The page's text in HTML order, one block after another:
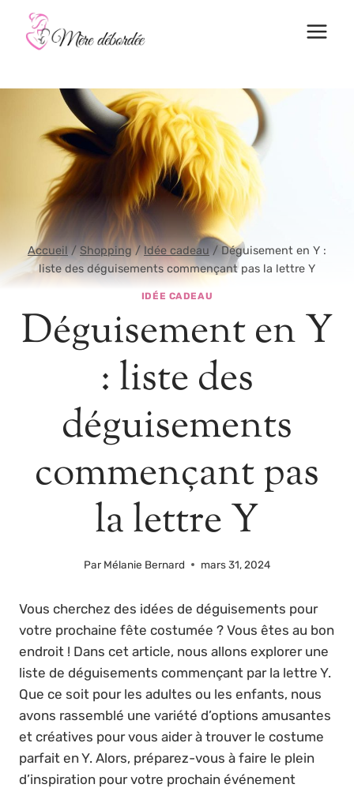
contenu
Accueil / Shopping / Idée cadeau / Déguisement en Y :
liste des déguisements commençant pas la lettre Y
IDÉE CADEAU
Déguisement en Y
: liste des
déguisements
commençant pas
la lettre Y
Par Mélanie Bernard mars 31, 2024
Vous cherchez des idées de déguisements pour
votre prochaine fête costumée ? Vous êtes au bon
endroit ! Dans cet article, nous allons explorer une
liste de déguisements commençant par la lettre Y.
Que ce soit pour les adultes ou les enfants, nous
avons rassemblé une variété d’options amusantes
et créatives pour vous aider à trouver le costume
parfait en Y. Alors, préparez-vous à faire le plein
d’inspiration pour votre prochain événement